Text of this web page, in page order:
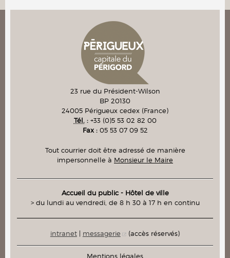
23 rue du Président-Wilson
BP 20130
24005 Périgueux cedex (France)
Tél.: +33 (0)5 53 02 82 00
Fax : 05 53 07 09 52
Tout courrier doit être adressé de manière
impersonnelle à Monsieur le Maire
Accueil du public - Hôtel de ville
> du lundi au vendredi, de 8 h 30 à 17 h en continu
intranet| messagerie (accès réservés)
Mentions légales